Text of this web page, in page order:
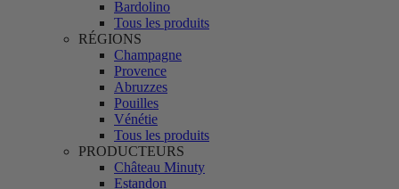
Bardolino
Tous les produits
RÉGIONS
Champagne
Provence
Abruzzes
Pouilles
Vénétie
Tous les produits
PRODUCTEURS
Château Minuty
Estandon